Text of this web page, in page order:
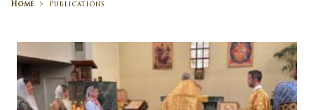
Home > Publications
Publications